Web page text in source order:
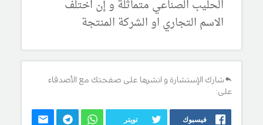
الحليب الصناعي متماثلة و إن اختلف
الاسم التجاري او الشركة المنتجة
شارك الإستشارة و انشرها على صفحتك مع الأصدقاء
على:
فيسبوك تويتر